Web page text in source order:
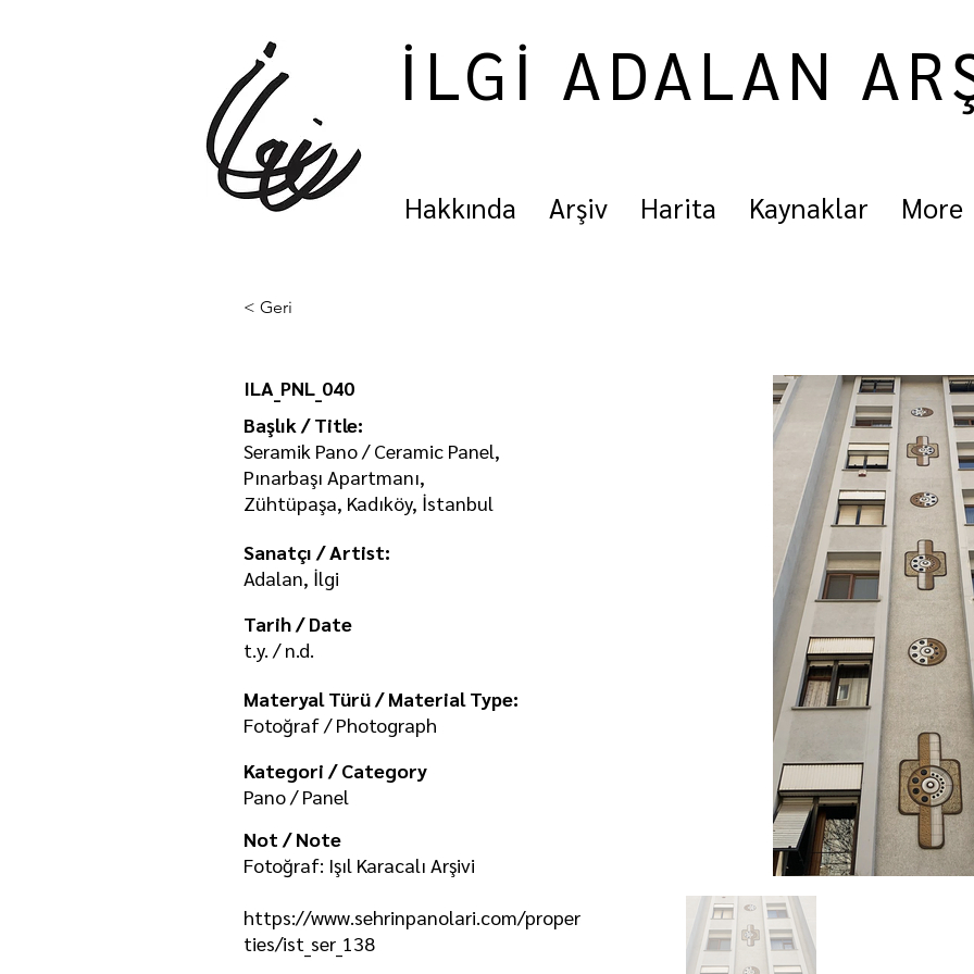
İLGİ ADALAN
Hakkında Arşiv Harita Kaynaklar More
< Geri
ILA_PNL_040
Başlık / Title:
Seramik Pano / Ceramic Panel,
Pınarbaşı Apartmanı,
Zühtüpaşa, Kadıköy, İstanbul
Sanatçı / Artist:
Adalan, İlgi
Tarih / Date
t.y. / n.d.
Materyal Türü / Material Type:
Fotoğraf / Photograph
Kategori / Category
Pano / Panel
Not / Note
Fotoğraf: Işıl Karacalı Arşivi
https://www.sehrinpanolari.com/proper
ties/ist_ser_138